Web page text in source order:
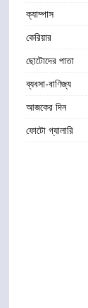
ক্যাম্পাস
কেরিয়ার
ছোটোদের পাতা
ব্যবসা-বাণিজ্য
আজকের দিন
ফোটো গ্যালারি